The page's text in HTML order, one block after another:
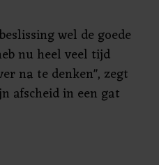
wel de goede
nu heel veel tijd
na te denken", zegt
afscheid in een gat